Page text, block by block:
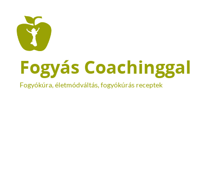
Fogyás Coachinggal
Fogyókúra, életmódváltás, fogyókúrás receptek